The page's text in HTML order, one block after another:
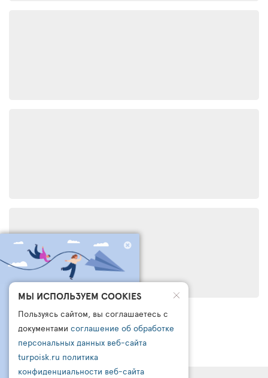
ЧТО БРОНИРУЮТ
ДРУГИЕ СЕГОДНЯ?
ПОДПИШИСЬ НА НАШ
КАНАЛ В ТЕЛЕГРАМ
Узнайте:
- Что чаще всего бронируют другие
МЫ ИСПОЛЬЗУЕМ COOKIES
Пользуясь сайтом, вы соглашаетесь с
документами соглашение об обработке
персональных данных веб-сайта
turpoisk.ru политика
конфиденциальности веб-сайта